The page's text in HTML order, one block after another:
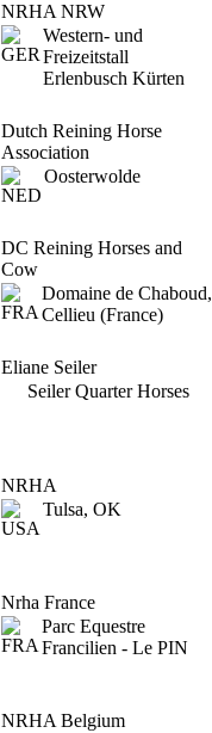
NRHA NRW
Western- und
Freizeitstall
Erlenbusch Kürten
Dutch Reining Horse
Association
Oosterwolde
DC Reining Horses and
Cow
Domaine de Chaboud,
Cellieu (France)
Eliane Seiler
Seiler Quarter Horses
NRHA
Tulsa, OK
Nrha France
Parc Equestre
Francilien - Le PIN
NRHA Belgium